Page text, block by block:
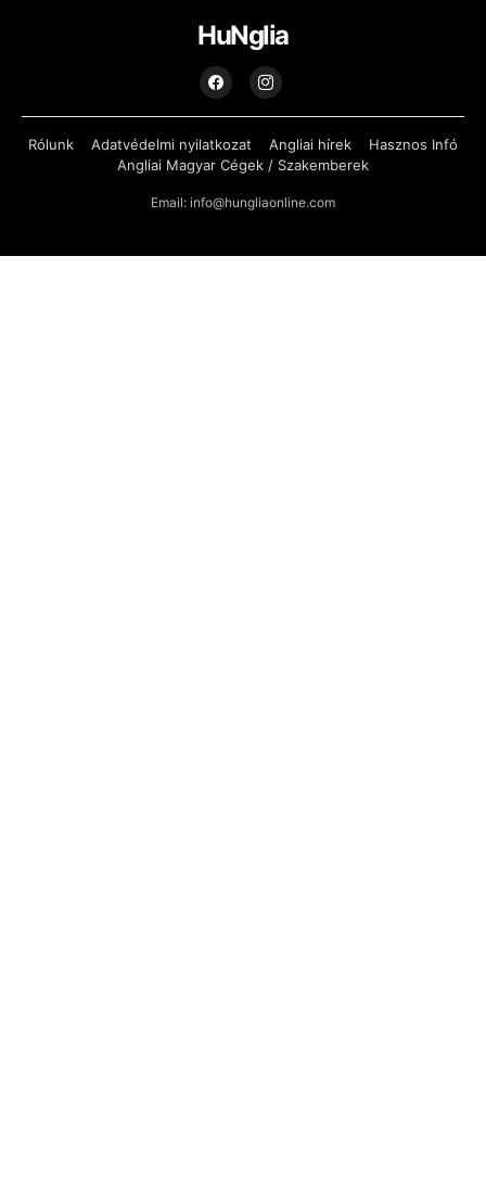
HuNglia
Rólunk Adatvédelmi nyilatkozat Angliai hírek
Hasznos Infó
Angliai Magyar Cégek / Szakemberek
Email: info@hungliaonline.com